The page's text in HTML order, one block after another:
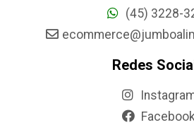
(45) 3228-
Redes
Facebook